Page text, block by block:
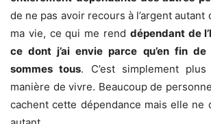
de ne pas avoir recours à l’argent autant
ma vie, ce qui me rend dépendant de
ce dont j’ai envie parce qu’en fin
sommes tous. C’est simplement
manière de vivre. Beaucoup de
cachent cette dépendance mais elle ne